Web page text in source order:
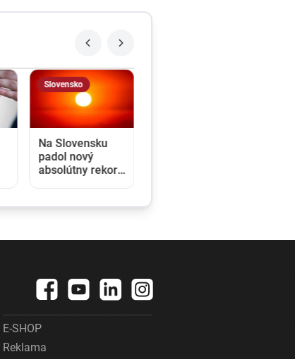
Slovensko
Na Slovensku
padol nový
absolútny rekord
E-SHOP
Reklama